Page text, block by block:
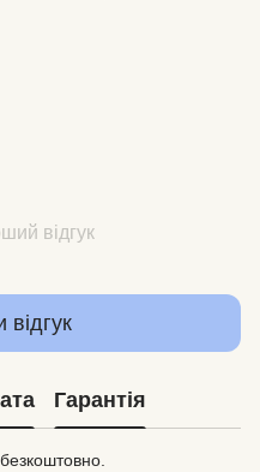
відгук
відгук
Гарантія